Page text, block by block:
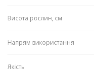
Висота рослин, см
Напрям використання
Якість